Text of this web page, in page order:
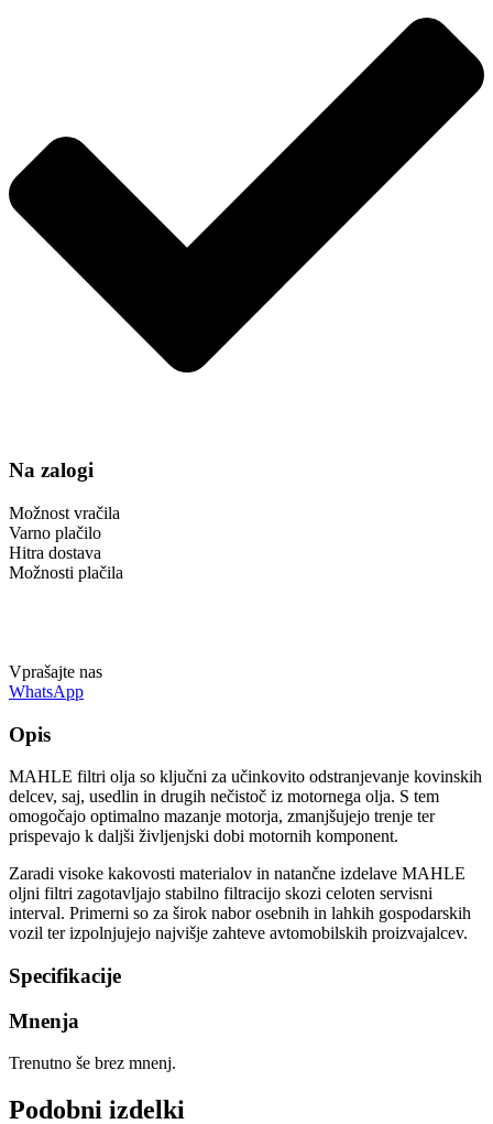
Na zalogi
Možnost vračila
Varno plačilo
Hitra dostava
Možnosti plačila
Vprašajte nas
WhatsApp
Opis
MAHLE filtri olja so ključni za učinkovito odstranjevanje kovinskih
delcev, saj, usedlin in drugih nečistoč iz motornega olja. S tem
omogočajo optimalno mazanje motorja, zmanjšujejo trenje ter
prispevajo k daljši življenjski dobi motornih komponent.
Zaradi visoke kakovosti materialov in natančne izdelave MAHLE
oljni filtri zagotavljajo stabilno filtracijo skozi celoten servisni
interval. Primerni so za širok nabor osebnih in lahkih gospodarskih
vozil ter izpolnjujejo najvišje zahteve avtomobilskih proizvajalcev.
Specifikacije
Mnenja
Trenutno še brez mnenj.
Podobni izdelki